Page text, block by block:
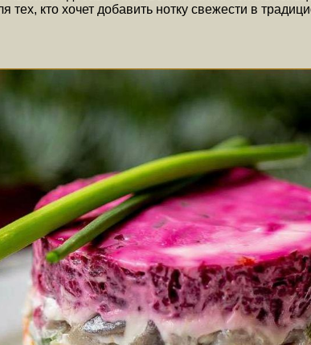
кто хочет добавить нотку свежести в